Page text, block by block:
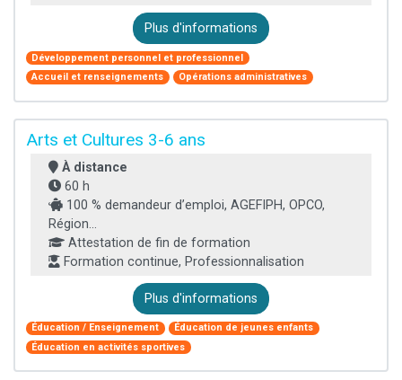
Plus d'informations
Développement personnel et professionnel
Accueil et renseignements
Opérations administratives
Arts et Cultures 3-6 ans
À distance
60 h
100 % demandeur d’emploi, AGEFIPH, OPCO,
Région...
Attestation de fin de formation
Formation continue, Professionnalisation
Plus d'informations
Éducation / Enseignement
Éducation de jeunes enfants
Éducation en activités sportives